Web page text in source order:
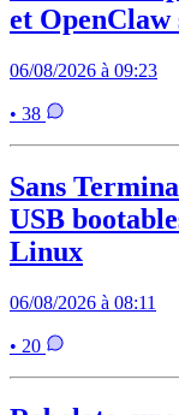
et
06/08/2026 à 09:23
• 38
Sans
USB
Linux
06/08/2026 à 08:11
• 20